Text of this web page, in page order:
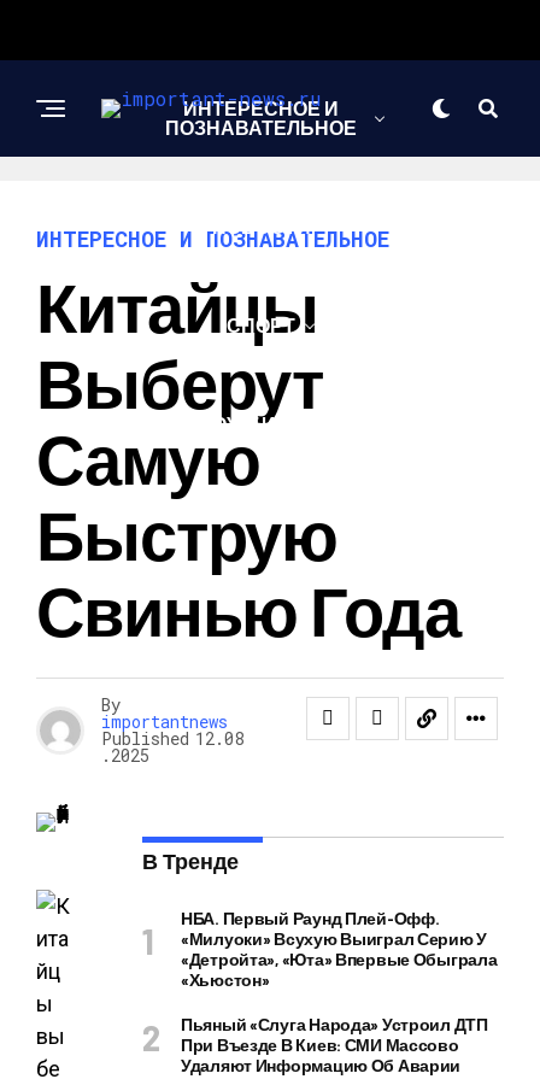
ИНТЕРЕСНОЕ И
ПОЗНАВАТЕЛЬНОЕ
НОВОСТИ
СПОРТ
ШОУ-БИЗНЕС
ИНТЕРЕСНОЕ И ПОЗНАВАТЕЛЬНОЕ
Китайцы
Выберут
Самую
Быструю
Свинью Года
By
importantnews
Published 12.08
.2025
В Тренде
НБА. Первый Раунд Плей-Офф.
«Милуоки» Всухую Выиграл Серию У
«Детройта», «Юта» Впервые Обыграла
«Хьюстон»
Пьяный «слуга Народа» Устроил ДТП
При Въезде В Киев: СМИ Массово
Удаляют Информацию Об Аварии